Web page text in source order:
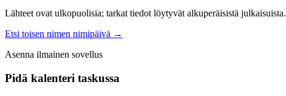
Lähteet ovat ulkopuolisia; tarkat tiedot löytyvät alkuperäisistä julkaisuista.
Etsi toisen nimen nimipäivä →
Asenna ilmainen sovellus
Pidä kalenteri taskussa